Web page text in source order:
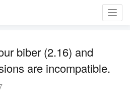
biber (2.16) and
are incompatible.